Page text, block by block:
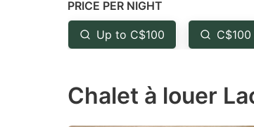
question
mark
key
get
PRICE PER NIGHT
Up to C$100
Chalet à louer